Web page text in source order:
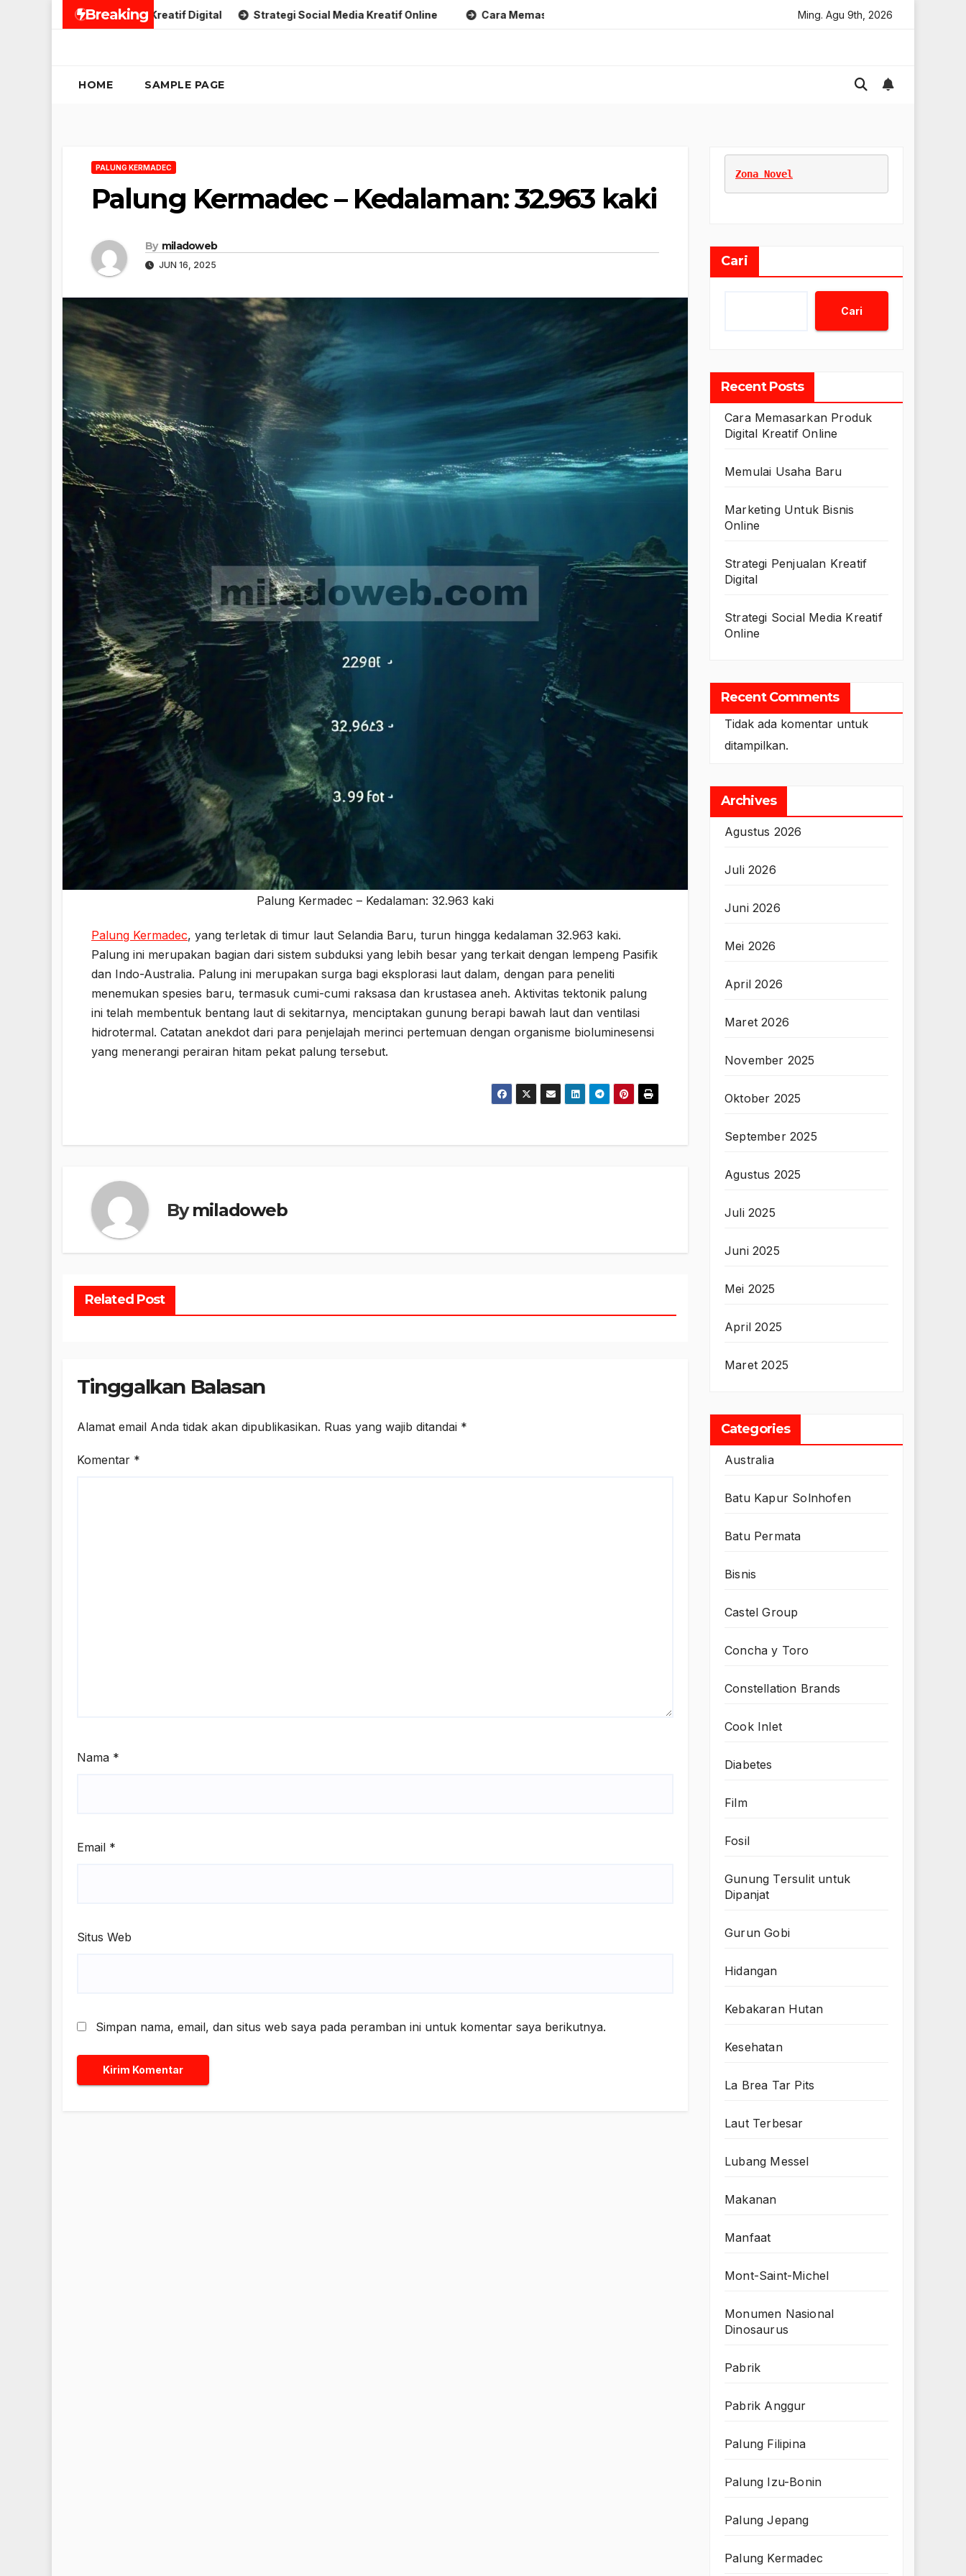
Breaking
Penjualan Kreatif Digital Strategi Social Media Kreatif Online Cara Memasarkan Produk Digital Kreatif Online Marketing Untuk Bisnis
Ming. Agu 9th, 2026
HOME SAMPLE PAGE
PALUNG KERMADEC
Palung Kermadec – Kedalaman: 32.963 kaki
By miladoweb
JUN 16, 2025
Palung Kermadec – Kedalaman: 32.963 kaki
Palung Kermadec, yang terletak di timur laut Selandia Baru, turun hingga kedalaman 32.963 kaki.
Palung ini merupakan bagian dari sistem subduksi yang lebih besar yang terkait dengan lempeng Pasifik
dan Indo-Australia. Palung ini merupakan surga bagi eksplorasi laut dalam, dengan para peneliti
menemukan spesies baru, termasuk cumi-cumi raksasa dan krustasea aneh. Aktivitas tektonik palung
ini telah membentuk bentang laut di sekitarnya, menciptakan gunung berapi bawah laut dan ventilasi
hidrotermal. Catatan anekdot dari para penjelajah merinci pertemuan dengan organisme bioluminesensi
yang menerangi perairan hitam pekat palung tersebut.
Bymiladoweb
Related Post
Tinggalkan Balasan
Alamat email Anda tidak akan dipublikasikan. Ruas yang wajib ditandai *
Komentar *
Nama *
Email *
Situs Web
Simpan nama, email, dan situs web saya pada peramban ini untuk komentar saya berikutnya.
Zona Novel
Cari
Cari
Recent Posts
Cara Memasarkan Produk
Digital Kreatif Online
Memulai Usaha Baru
Marketing Untuk Bisnis
Online
Strategi Penjualan Kreatif
Digital
Strategi Social Media Kreatif
Online
Recent Comments
Tidak ada komentar untuk
ditampilkan.
Archives
Agustus 2026
Juli 2026
Juni 2026
Mei 2026
April 2026
Maret 2026
November 2025
Oktober 2025
September 2025
Agustus 2025
Juli 2025
Juni 2025
Mei 2025
April 2025
Maret 2025
Categories
Australia
Batu Kapur Solnhofen
Batu Permata
Bisnis
Castel Group
Concha y Toro
Constellation Brands
Cook Inlet
Diabetes
Film
Fosil
Gunung Tersulit untuk
Dipanjat
Gurun Gobi
Hidangan
Kebakaran Hutan
Kesehatan
La Brea Tar Pits
Laut Terbesar
Lubang Messel
Makanan
Manfaat
Mont-Saint-Michel
Monumen Nasional
Dinosaurus
Pabrik
Pabrik Anggur
Palung Filipina
Palung Izu-Bonin
Palung Jepang
Palung Kermadec